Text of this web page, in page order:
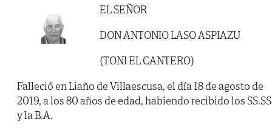
EL SEÑOR
DON ANTONIO LASO ASPIAZU
(TONI EL CANTERO)
Falleció en Liaño de Villaescusa, el día 18 de agosto de
2019, a los 80 años de edad, habiendo recibido los
y la B.A.